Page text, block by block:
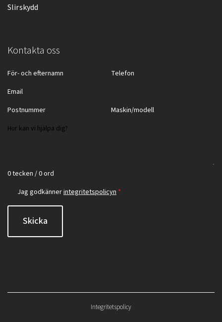
Slirskydd
Kontakta oss
0 tecken / 0 ord
Jag godkännerintegritetspolicyn *
Skicka
Integritetspolicy